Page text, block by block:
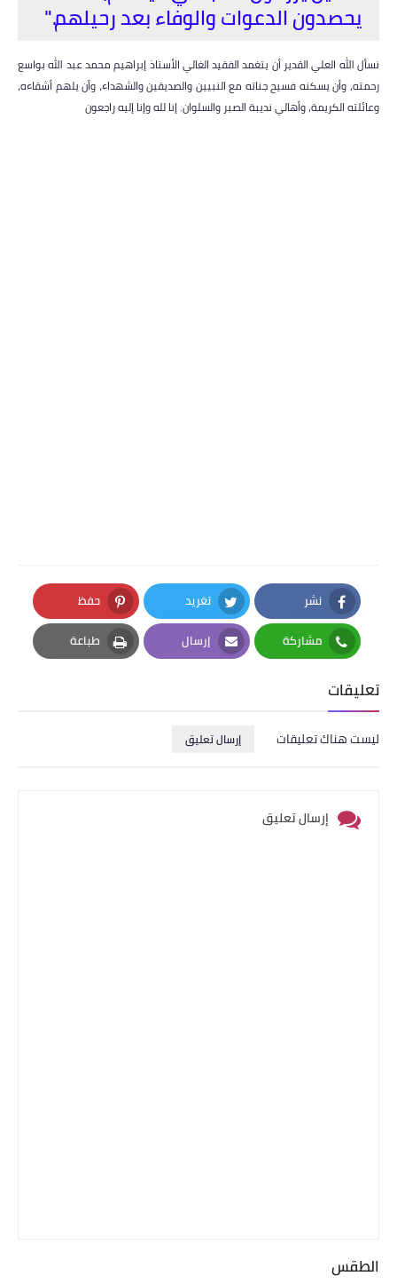
يحصدون الدعوات والوفاء بعد رحيلهم."
نسأل الله العلي القدير أن يتغمد الفقيد الغالي الأستاذ إبراهيم محمد عبد الله بواسع
رحمته، وأن يسكنه فسيح جناته مع النبيين والصديقين والشهداء، وأن يلهم أشقاءه،
وعائلته الكريمة، وأهالي نديبة الصبر والسلوان. إنا لله وإنا إليه راجعون
نشر
Facebook
تغريد
Twitter
حفظ
Pinterest
مشاركة
Whatsapp
إرسال
Email
طباعة
Print
تعليقات
ليست هناك تعليقات إرسال تعليق
إرسال تعليق
الطقس